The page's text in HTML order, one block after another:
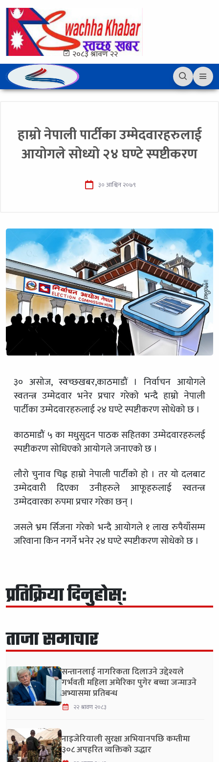
२०८३ श्रावण २२
हाम्रो नेपाली पार्टीका उम्मेदवारहरुलाई
आयोगले सोध्यो २४ घण्टे स्पष्टीकरण
३० आश्विन २०७९
३० असोज, स्वच्छखबर,काठमाडौं । निर्वाचन आयोगले
स्वतन्त्र उम्मेदवार भनेर प्रचार गरेको भन्दै हाम्रो नेपाली
पार्टीका उम्मेदवारहरुलाई २४ घण्टे स्पष्टीकरण सोधेको छ ।
काठमाडौं ५ का मधुसुदन पाठक सहितका उम्मेदवारहरुलई
स्पष्टीकरण सोधिएको आयोगले जनाएको छ ।
लौरो चुनाव चिह्न हाम्रो नेपाली पार्टीको हो । तर यो दलबाट
उम्मेदवारी दिएका उनीहरुले आफूहरुलाई स्वतन्त्र
उम्मेदवारका रुपमा प्रचार गरेका छन् ।
जसले भ्रम र्सिजना गरेको भन्दै आयोगले १ लाख रुपैयाँसम्म
जरिवाना किन नगर्ने भनेर २४ घण्टे स्पष्टीकरण सोधेको छ ।
प्रतिक्रिया दिनुहोस्:
ताजा समाचार
सन्तानलाई नागरिकता दिलाउने उद्देश्यले
गर्भवती महिला अमेरिका पुगेर बच्चा जन्माउने
अभ्यासमा प्रतिबन्ध
२२ श्रावण २०८३
नाइजेरियाली सुरक्षा अभियानपछि कम्तीमा
३०८ अपहरित व्यक्तिको उद्धार